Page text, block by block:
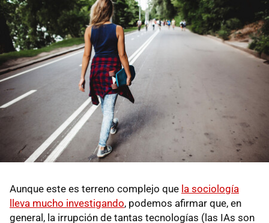
Aunque este es terreno complejo que la sociología
lleva mucho investigando, podemos afirmar que, en
general, la irrupción de tantas tecnologías (las IAs son